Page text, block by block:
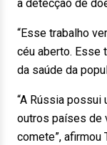
a detecção de
“Esse trabalho
céu aberto. Esse
da saúde da
“A Rússia
outros países de
comete”, afirmou